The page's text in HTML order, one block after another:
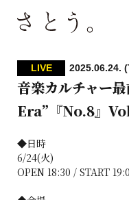
LIVE 2025.06.24.
音楽カルチャー
Era”『No.8』
◆日時
6/24(火)
OPEN 18:30 / START